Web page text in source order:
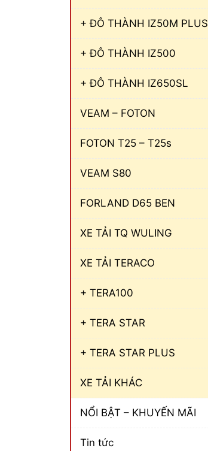
+ ĐÔ THÀNH IZ50M PLUS
+ ĐÔ THÀNH IZ500
+ ĐÔ THÀNH IZ650SL
VEAM – FOTON
FOTON T25 – T25s
VEAM S80
FORLAND D65 BEN
XE TẢI TQ WULING
XE TẢI TERACO
+ TERA100
+ TERA STAR
+ TERA STAR PLUS
XE TẢI KHÁC
NỔI BẬT – KHUYẾN MÃI
Tin tức